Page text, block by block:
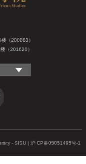
（200083）
（201620）
- SISU | 沪ICP备05051495号-1